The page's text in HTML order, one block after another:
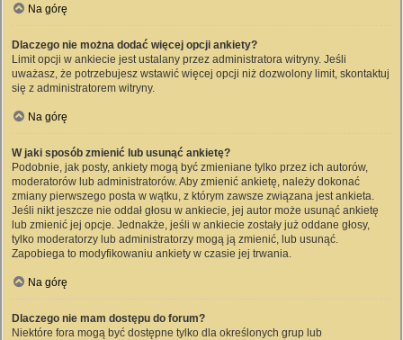
Na górę
Dlaczego nie można dodać więcej opcji ankiety?
Limit opcji w ankiecie jest ustalany przez administratora witryny. Jeśli
uważasz, że potrzebujesz wstawić więcej opcji niż dozwolony limit, skontaktuj
się z administratorem witryny.
Na górę
W jaki sposób zmienić lub usunąć ankietę?
Podobnie, jak posty, ankiety mogą być zmieniane tylko przez ich autorów,
moderatorów lub administratorów. Aby zmienić ankietę, należy dokonać
zmiany pierwszego posta w wątku, z którym zawsze związana jest ankieta.
Jeśli nikt jeszcze nie oddał głosu w ankiecie, jej autor może usunąć ankietę
lub zmienić jej opcje. Jednakże, jeśli w ankiecie zostały już oddane głosy,
tylko moderatorzy lub administratorzy mogą ją zmienić, lub usunąć.
Zapobiega to modyfikowaniu ankiety w czasie jej trwania.
Na górę
Dlaczego nie mam dostępu do forum?
Niektóre fora mogą być dostępne tylko dla określonych grup lub